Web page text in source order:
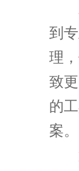
对
到
理
致
的
案。
第